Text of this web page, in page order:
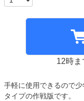
12時ま
手軽に使用できるので
タイプの作戦版です。